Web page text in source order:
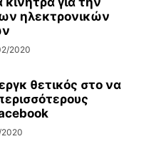
ηλεκτρονικών
2020
θετικός στο να